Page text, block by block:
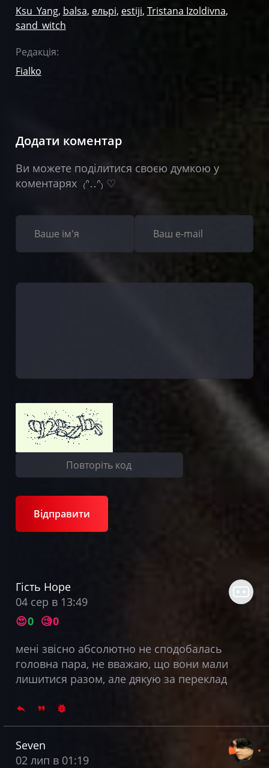
Ksu_Yang, balsa, ельрі, estiji, Tristana Izoldivna,
sand_witch
Редакція:
Fialko
Додати коментар
Ви можете поділитися своєю думкою у
коментарях ₍ᐢ‥ᐢ₎ ♡
Відправити
Гість Hope
04 сер в 13:49
😍0 🧐0
мені звісно абсолютно не сподобалась
головна пара, не вважаю, що вони мали
лишитися разом, але дякую за переклад
Seven
02 лип в 01:19